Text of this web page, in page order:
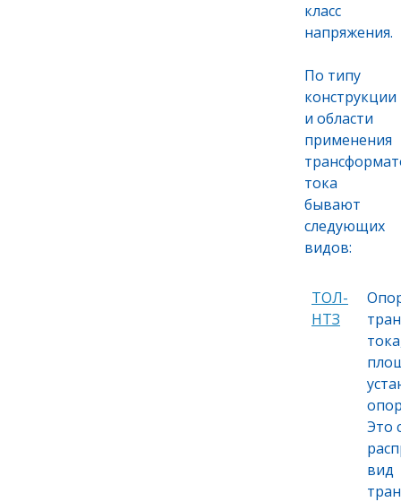
класс
напряжения.
По типу
конструкции
и области
применения
тока
бывают
следующих
видов:
ТОЛ-
НТЗ
Это
вид